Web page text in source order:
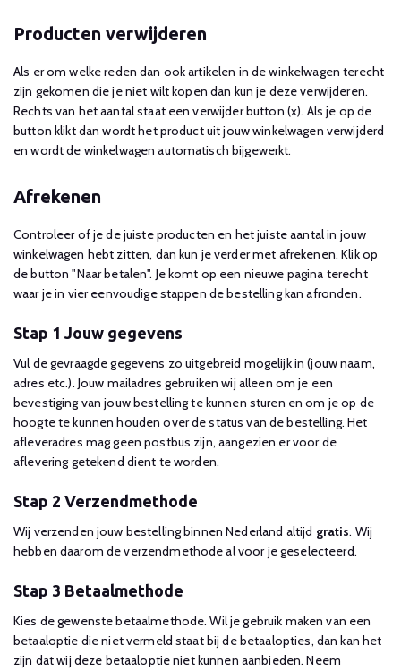
Producten verwijderen
Als er om welke reden dan ook artikelen in de winkelwagen terecht
zijn gekomen die je niet wilt kopen dan kun je deze verwijderen.
Rechts van het aantal staat een verwijder button (x). Als je op de
button klikt dan wordt het product uit jouw winkelwagen verwijderd
en wordt de winkelwagen automatisch bijgewerkt.
Afrekenen
Controleer of je de juiste producten en het juiste aantal in jouw
winkelwagen hebt zitten, dan kun je verder met afrekenen. Klik op
de button "Naar betalen". Je komt op een nieuwe pagina terecht
waar je in vier eenvoudige stappen de bestelling kan afronden.
Stap 1 Jouw gegevens
Vul de gevraagde gegevens zo uitgebreid mogelijk in (jouw naam,
adres etc.). Jouw mailadres gebruiken wij alleen om je een
bevestiging van jouw bestelling te kunnen sturen en om je op de
hoogte te kunnen houden over de status van de bestelling. Het
afleveradres mag geen postbus zijn, aangezien er voor de
aflevering getekend dient te worden.
Stap 2 Verzendmethode
Wij verzenden jouw bestelling binnen Nederland altijd gratis. Wij
hebben daarom de verzendmethode al voor je geselecteerd.
Stap 3 Betaalmethode
Kies de gewenste betaalmethode. Wil je gebruik maken van een
betaaloptie die niet vermeld staat bij de betaalopties, dan kan het
zijn dat wij deze betaaloptie niet kunnen aanbieden. Neem